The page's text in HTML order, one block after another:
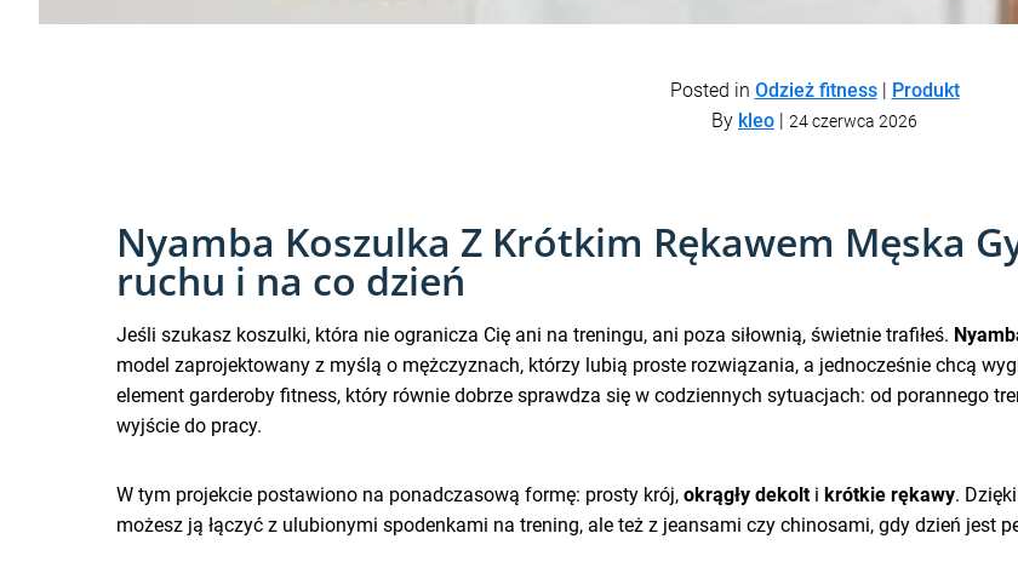
Posted in Odzież fitness| Produkt
By kleo | 24 czerwca 2026
Nyamba Koszulka Z Krótkim Rękawem Męska
ruchu i na co dzień
Jeśli szukasz koszulki, która nie ogranicza Cię ani na treningu, ani poza siłownią, świetnie trafiłeś.
model zaprojektowany z myślą o mężczyznach, którzy lubią proste rozwiązania, a jednocześnie chcą
element garderoby fitness, który równie dobrze sprawdza się w codziennych sytuacjach: od porannego
wyjście do pracy.
W tym projekcie postawiono na ponadczasową formę: prosty krój, okrągły dekolti krótkie rękawy.
możesz ją łączyć z ulubionymi spodenkami na trening, ale też z jeansami czy chinosami, gdy dzień jest